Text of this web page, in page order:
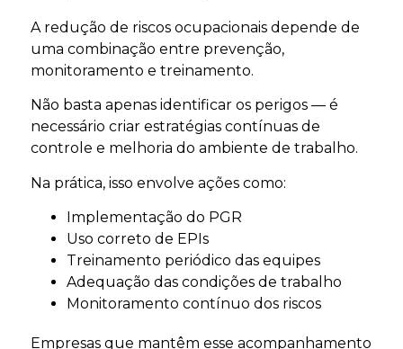
A redução de riscos ocupacionais depende de
uma combinação entre prevenção,
monitoramento e treinamento.
Não basta apenas identificar os perigos — é
necessário criar estratégias contínuas de
controle e melhoria do ambiente de trabalho.
Na prática, isso envolve ações como:
Implementação do PGR
Uso correto de EPIs
Treinamento periódico das equipes
Adequação das condições de trabalho
Monitoramento contínuo dos riscos
Empresas que mantêm esse acompanhamento